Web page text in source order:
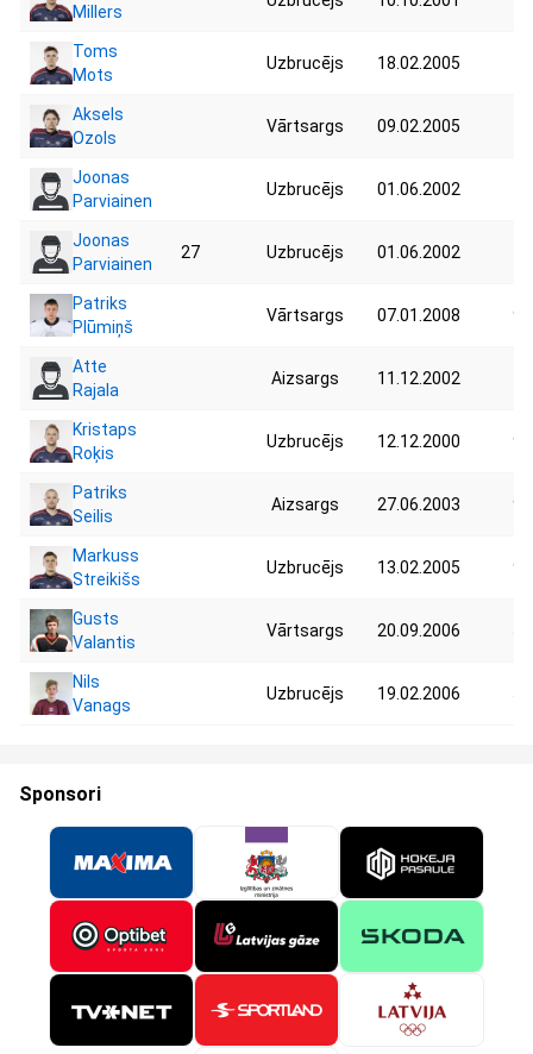
Millers
Toms
Mots
Uzbrucējs 18.02.2005
Aksels
Ozols
Vārtsargs 09.02.2005
Joonas
Parviainen
Uzbrucējs 01.06.2002
Joonas
Parviainen
27 Uzbrucējs 01.06.2002
Patriks
Plūmiņš
Vārtsargs 07.01.2008
Atte
Rajala
Aizsargs 11.12.2002
Kristaps
Roķis
Uzbrucējs 12.12.2000
Patriks
Seilis
Aizsargs 27.06.2003
Markuss
Streikišs
Uzbrucējs 13.02.2005
Gusts
Valantis
Vārtsargs 20.09.2006
Nils
Vanags
Uzbrucējs 19.02.2006
Sponsori